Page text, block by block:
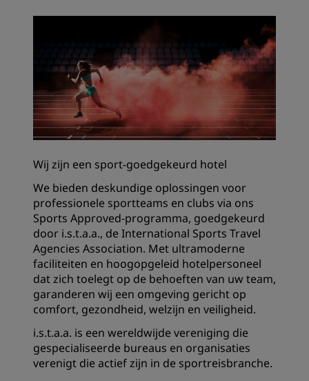
Wij zijn een sport-goedgekeurd hotel
We bieden deskundige oplossingen voor
professionele sportteams en clubs via ons
Sports Approved-programma, goedgekeurd
door i.s.t.a.a., de International Sports Travel
Agencies Association. Met ultramoderne
faciliteiten en hoogopgeleid hotelpersoneel
dat zich toelegt op de behoeften van uw team,
garanderen wij een omgeving gericht op
comfort, gezondheid, welzijn en veiligheid.
i.s.t.a.a. is een wereldwijde vereniging die
gespecialiseerde bureaus en organisaties
verenigt die actief zijn in de sportreisbranche.